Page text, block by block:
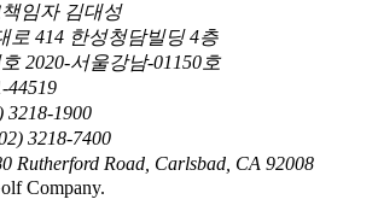
임자 김대성
로 414 한성청담빌딩 4층
2020-서울강남-01150호
44519
3218-1900
3218-7400
Rutherford Road, Carlsbad, CA 92008
Company.